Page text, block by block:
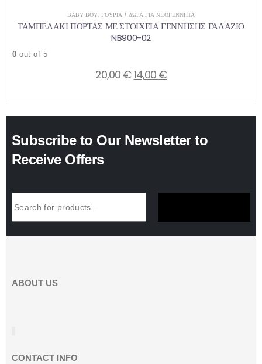
ΒΑΒΥ ΒΟΥ, ΓΟΎΡΙΑ / ΔΏΡΑ ΓΙΑ ΝΕΟΓΈΝΝΗΤΑ
ΤΑΜΠΕΛΑΚΙ ΠΟΡΤΑΣ ΜΕ ΣΤΟΙΧΕΙΑ ΓΕΝΝΗΣΗΣ ΓΑΛΑΖΙΟ
NB900-02
0 out of 5
20,00€Original
was:
14,00 €Η
τιμή
14,00 €.
Subscribe to Our Newsletter to
Receive Offers
ABOUT US
CONTACT INFO